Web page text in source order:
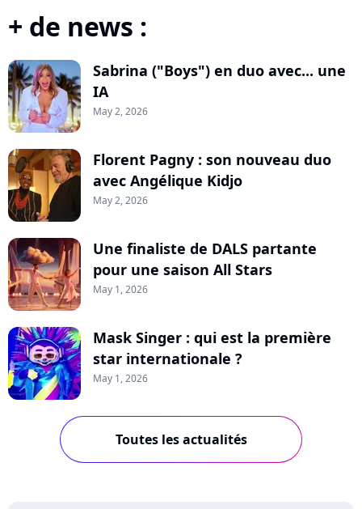
+ de news :
Sabrina ("Boys") en duo avec... une
IA
May 2, 2026
Florent Pagny : son nouveau duo
avec Angélique Kidjo
May 2, 2026
Une finaliste de DALS partante
pour une saison All Stars
May 1, 2026
Mask Singer : qui est la première
star internationale ?
May 1, 2026
Toutes les actualités